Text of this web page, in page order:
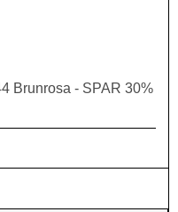
Brunrosa - SPAR 30%